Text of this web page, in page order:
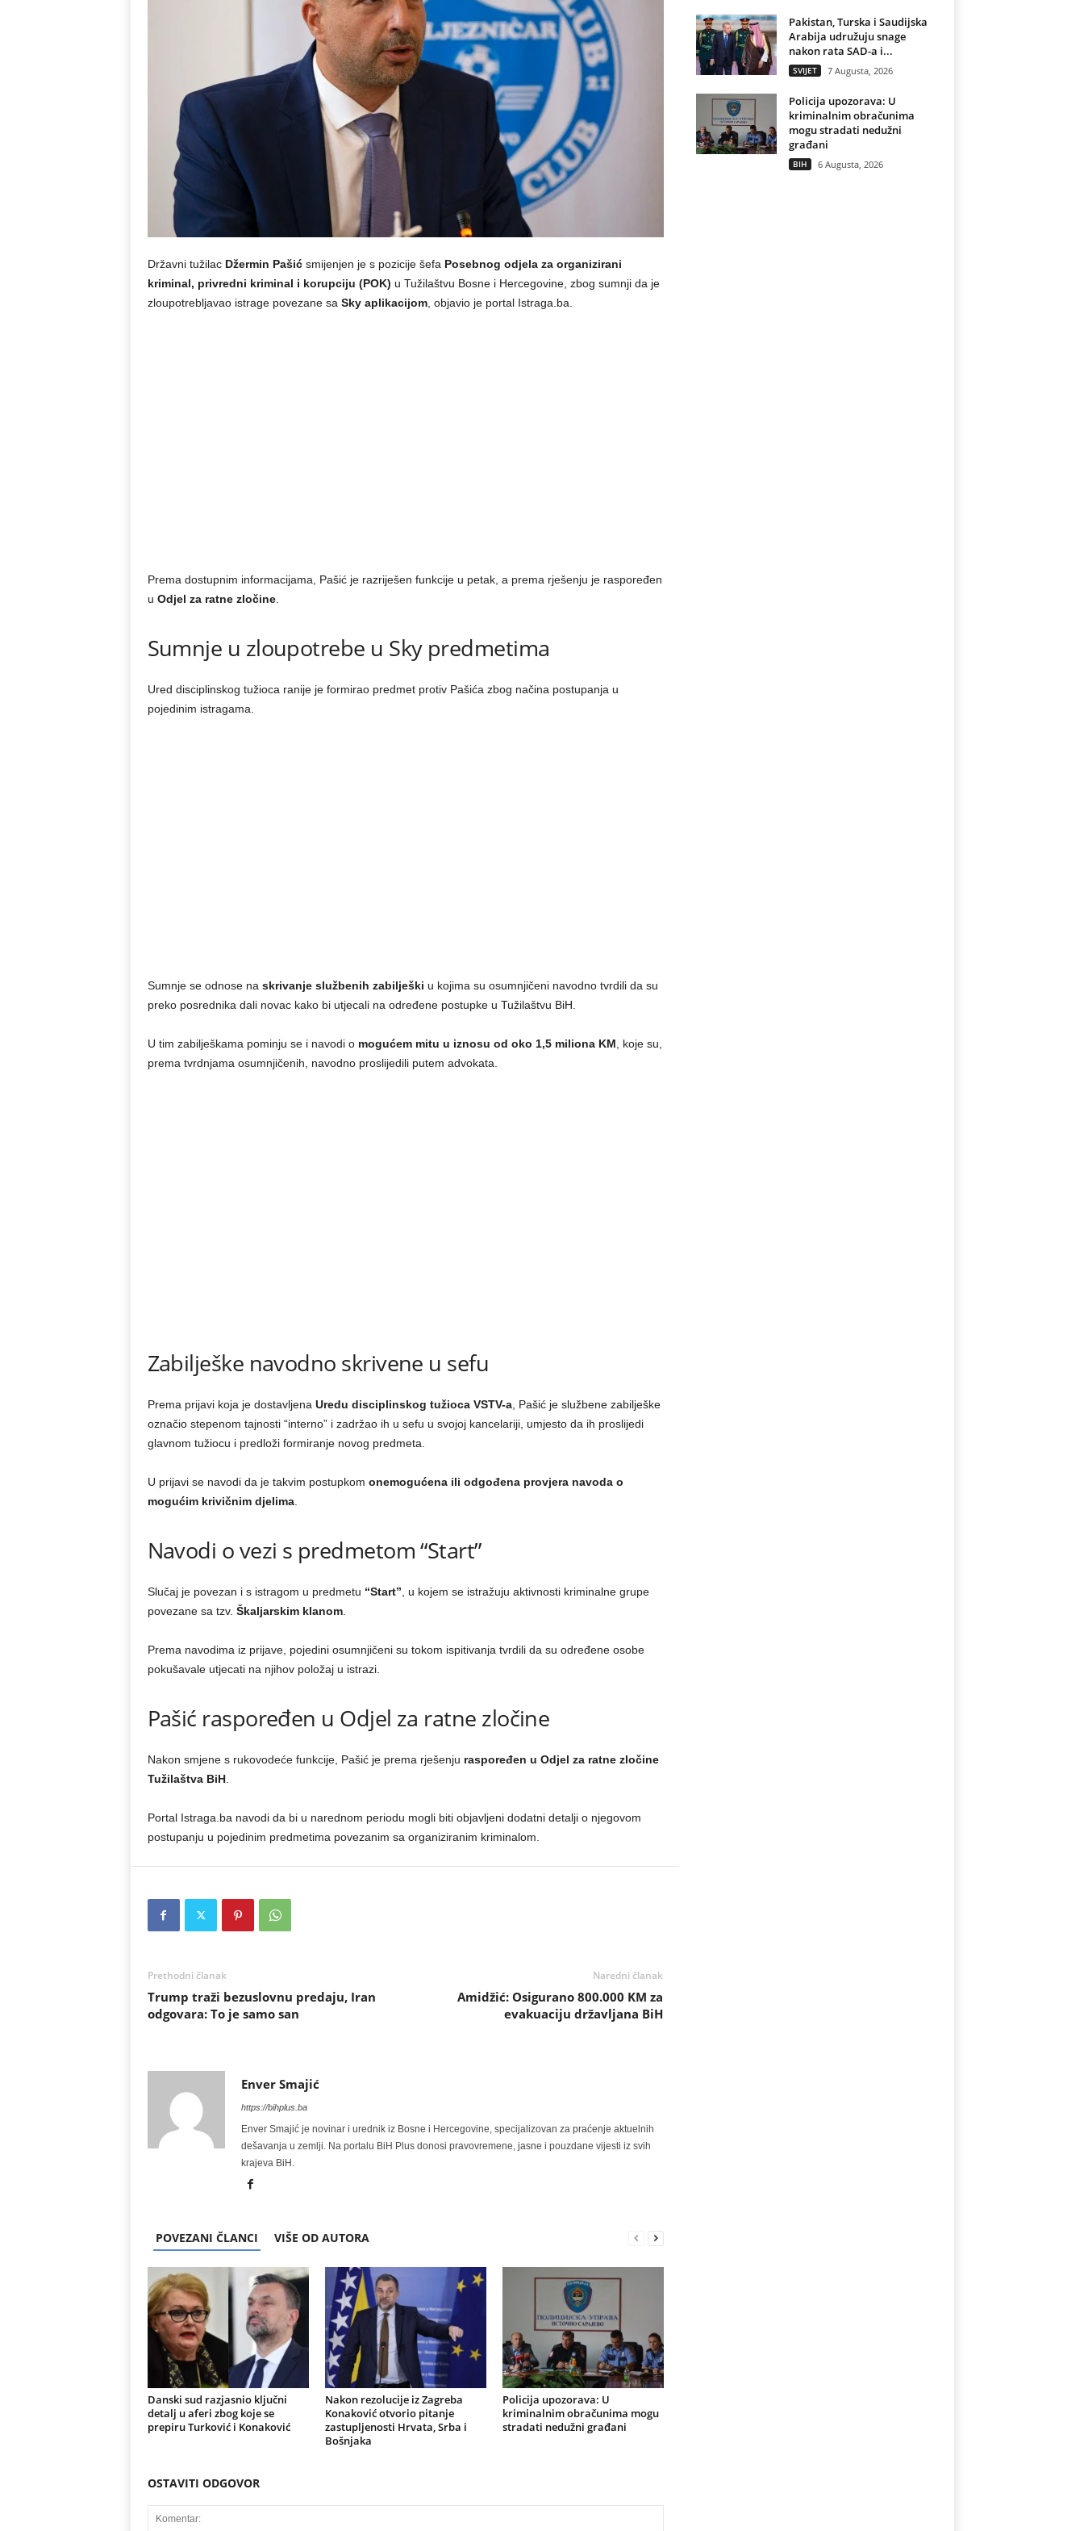
Državni tužilac Džermin Pašićsmijenjen je s pozicije šefa Posebnog odjela za organizirani
kriminal, privredni kriminal i korupciju (POK) u Tužilaštvu Bosne i Hercegovine, zbog sumnji da je
zloupotrebljavao istrage povezane sa Sky aplikacijom, objavio je portal Istraga.ba.
Prema dostupnim informacijama, Pašić je razriješen funkcije u petak, a prema rješenju je raspoređen
u Odjel za ratne zločine.
Sumnje u zloupotrebe u Sky predmetima
Ured disciplinskog tužioca ranije je formirao predmet protiv Pašića zbog načina postupanja u
pojedinim istragama.
Sumnje se odnose na skrivanje službenih zabilješki u kojima su osumnjičeni navodno tvrdili da su
preko posrednika dali novac kako bi utjecali na određene postupke u Tužilaštvu BiH.
U tim zabilješkama pominju se i navodi o mogućem mitu u iznosu od oko 1,5 miliona KM , koje su,
prema tvrdnjama osumnjičenih, navodno proslijedili putem advokata.
Zabilješke navodno skrivene u sefu
Prema prijavi koja je dostavljena Uredu disciplinskog tužioca VSTV-a, Pašić je službene zabilješke
označio stepenom tajnosti “interno” i zadržao ih u sefu u svojoj kancelariji, umjesto da ih proslijedi
glavnom tužiocu i predloži formiranje novog predmeta.
U prijavi se navodi da je takvim postupkom onemogućena ili odgođena provjera navoda o
mogućim krivičnim djelima.
Navodi o vezi s predmetom “Start”
Slučaj je povezan i s istragom u predmetu “Start” , u kojem se istražuju aktivnosti kriminalne grupe
povezane sa tzv. Škaljarskim klanom.
Prema navodima iz prijave, pojedini osumnjičeni su tokom ispitivanja tvrdili da su određene osobe
pokušavale utjecati na njihov položaj u istrazi.
Pašić raspoređen u Odjel za ratne zločine
Nakon smjene s rukovodeće funkcije, Pašić je prema rješenju raspoređen u Odjel za ratne zločine
Tužilaštva BiH.
Portal Istraga.ba navodi da bi u narednom periodu mogli biti objavljeni dodatni detalji o njegovom
postupanju u pojedinim predmetima povezanim sa organiziranim kriminalom.
Prethodni članak
Trump traži bezuslovnu predaju, Iran
odgovara: To je samo san
Naredni članak
Amidžić: Osigurano 800.000 KM za
evakuaciju državljana BiH
Enver Smajić
https://bihplus.ba
Enver Smajić je novinar i urednik iz Bosne i Hercegovine, specijalizovan za praćenje aktuelnih
dešavanja u zemlji. Na portalu BiH Plus donosi pravovremene, jasne i pouzdane vijesti iz svih
krajeva BiH.
POVEZANI ČLANCI VIŠE OD AUTORA
Danski sud razjasnio ključni
detalj u aferi zbog koje se
prepiru Turković i Konaković
Nakon rezolucije iz Zagreba
Konaković otvorio pitanje
zastupljenosti Hrvata, Srba i
Bošnjaka
Policija upozorava: U
kriminalnim obračunima mogu
stradati nedužni građani
OSTAVITI ODGOVOR
Pakistan, Turska i Saudijska
Arabija udružuju snage
nakon rata SAD-a i...
SVIJET 7 Augusta, 2026
Policija upozorava: U
kriminalnim obračunima
mogu stradati nedužni
građani
BIH 6 Augusta, 2026